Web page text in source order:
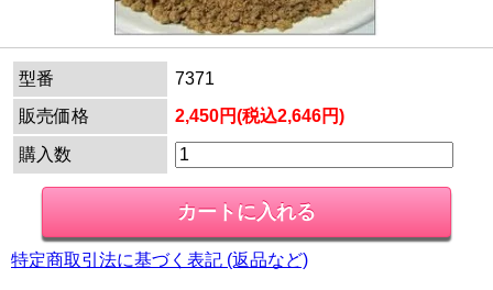
型番
7371
販売価格
2,450円(税込2,646円)
購入数
特定商取引法に基づく表記 (返品など)